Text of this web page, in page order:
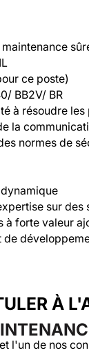
ce poste)
BB2V/ BR
à résoudre les
la
normes de
sur des
à forte valeur
À
l'un de nos